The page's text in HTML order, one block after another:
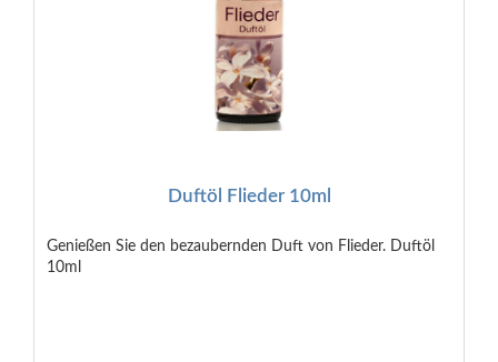
Duftöl Flieder 10ml
Genießen Sie den bezaubernden Duft von Flieder. Duftöl
10ml